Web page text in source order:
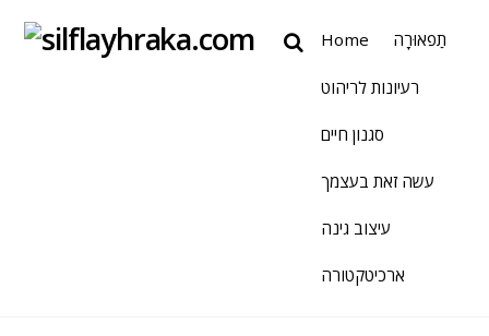
Home תַפאוּרָה
רעיונות לריהוט
סגנון חיים
עשה זאת בעצמך
עיצוב גינה
ארכיטקטורה